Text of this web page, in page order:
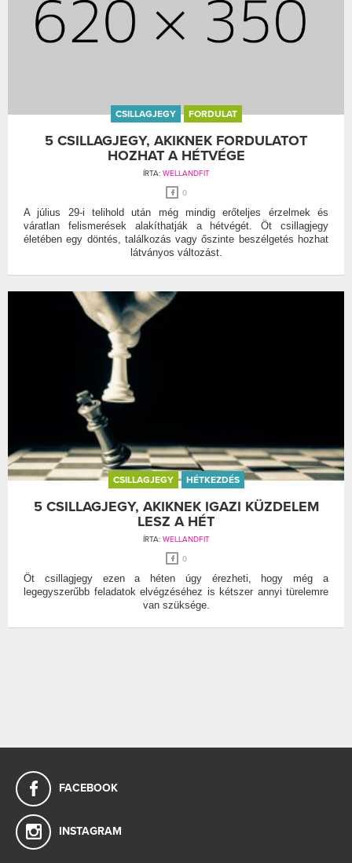
CSILLAGJEGY FORDULAT
5 CSILLAGJEGY, AKIKNEK FORDULATOT
HOZHAT A HÉTVÉGE
ÍRTA: WELLANDFIT
0
A július 29-i telihold után még mindig erőteljes érzelmek és
váratlan felismerések alakíthatják a hétvégét. Öt csillagjegy
életében egy döntés, találkozás vagy őszinte beszélgetés hozhat
látványos változást.
CSILLAGJEGY HÉTKEZDÉS
5 CSILLAGJEGY, AKIKNEK IGAZI KÜZDELEM
LESZ A HÉT
ÍRTA: WELLANDFIT
0
Öt csillagjegy ezen a héten úgy érezheti, hogy még a
legegyszerűbb feladatok elvégzéséhez is kétszer annyi türelemre
van szüksége.
FACEBOOK
INSTAGRAM